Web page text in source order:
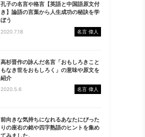
孔子の名言や格言【英語と中国語原文付
き】論語の言葉から人生成功の秘訣を学
ぼう
2020.7.18 名言 偉人
高杉晋作の詠んだ名言「おもしろきこと
もなき世をおもしろく」の意味や原文を
紹介
2020.5.6 名言 偉人
前向きな気持ちになれるあなたにぴった
りの座右の銘や四字熟語のヒントを集め